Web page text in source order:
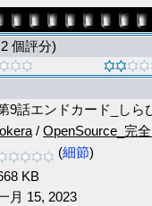
個評分)
9話エンドカード_しら
/ OpenSource_完
(細節)
KB
月 15, 2023